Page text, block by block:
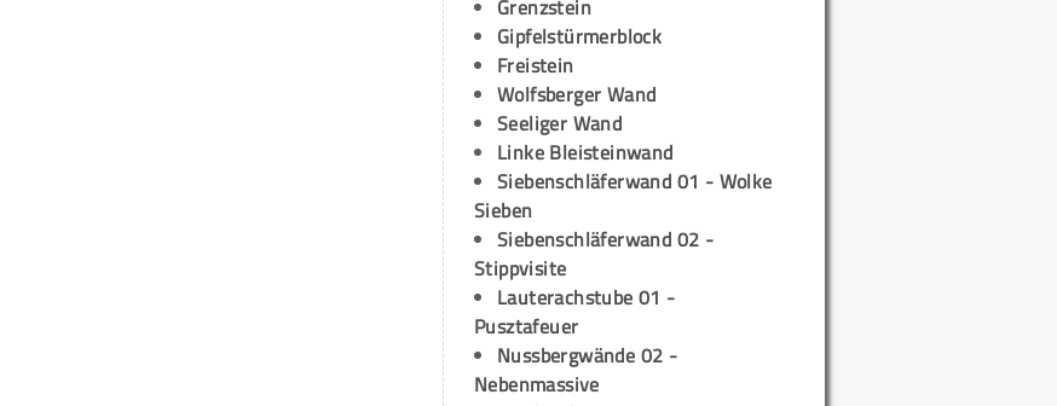
Grenzstein
Gipfelstürmerblock
Freistein
Wolfsberger Wand
Seeliger Wand
Linke Bleisteinwand
Siebenschläferwand 01 - Wolke
Sieben
Siebenschläferwand 02 -
Stippvisite
Lauterachstube 01 -
Pusztafeuer
Nussbergwände 02 -
Nebenmassive